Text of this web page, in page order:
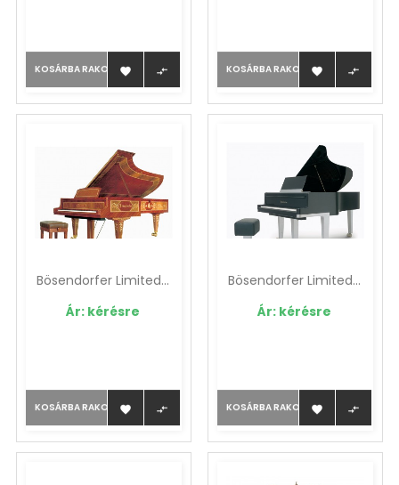
KOSÁRBA RAKOM   KOSÁRBA RAKOM  
Bösendorfer Limited...
Ár: kérésre
KOSÁRBA RAKOM  
Bösendorfer Limited...
Ár: kérésre
KOSÁRBA RAKOM  